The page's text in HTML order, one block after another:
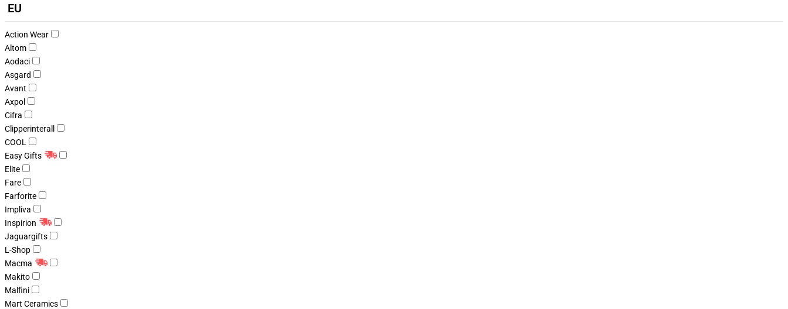
EU
Action Wear
Altom
Aodaci
Asgard
Avant
Axpol
Cifra
Clipperinterall
COOL
Easy Gifts
Elite
Fare
Farforite
Impliva
Inspirion
Jaguargifts
L-Shop
Macma
Makito
Malfini
Mart Ceramics